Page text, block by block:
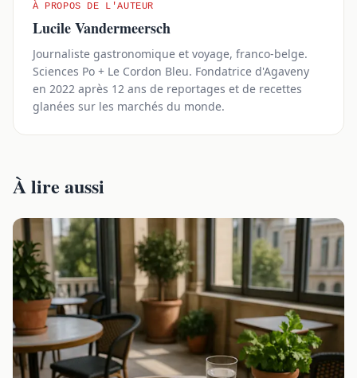
À PROPOS DE L'AUTEUR
Lucile Vandermeersch
Journaliste gastronomique et voyage, franco-belge.
Sciences Po + Le Cordon Bleu. Fondatrice d'Agaveny
en 2022 après 12 ans de reportages et de recettes
glanées sur les marchés du monde.
À lire aussi